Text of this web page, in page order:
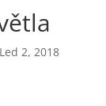
Led 2, 2018